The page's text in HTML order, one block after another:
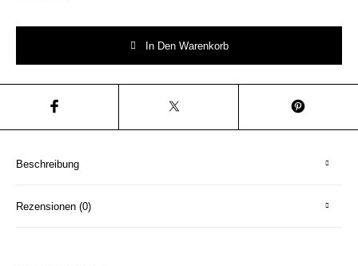
In Den Warenkorb
Beschreibung
Rezensionen (0)